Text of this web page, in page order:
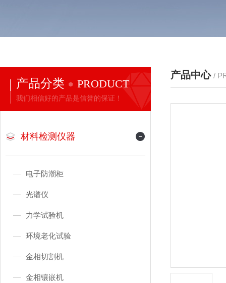
产品分类 PRODUCT
我们相信好的产品是信誉的保证！
材料检测仪器
电子防潮柜
光谱仪
力学试验机
环境老化试验
金相切割机
金相镶嵌机
产品中心 /